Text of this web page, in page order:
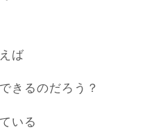
えば
きるのだろう？
いる